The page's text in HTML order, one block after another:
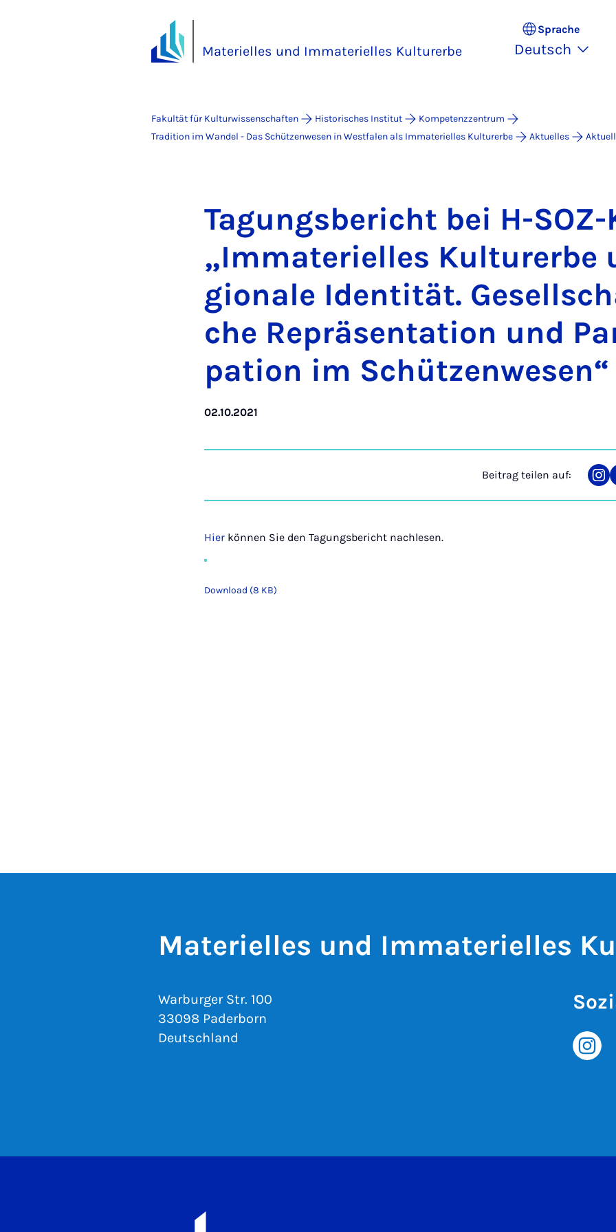
Materielles und Immaterielles Kulturerbe
Sprache
Deutsch
Fakultät für Kulturwissenschaften Historisches Institut
Kompetenzzentrum
Tradition im Wandel - Das Schützenwesen in Westfalen als Immaterielles Kulturerbe
Aktuelles
Ta­gungs­be­richt bei H-SOZ-
„Im­ma­te­ri­el­les Kul­tur­er­be
gi­o­na­le Iden­ti­tät.
che Re­prä­sen­ta­ti­on und
pa­ti­on im Schüt­zen­we­sen“
02.10.2021
Beitrag teilen auf:
auf
Hier können Sie den Tagungsbericht nachlesen.
Download (8 KB)
Materielles und Immaterielles
Warburger Str. 100
33098 Paderborn
Deutschland